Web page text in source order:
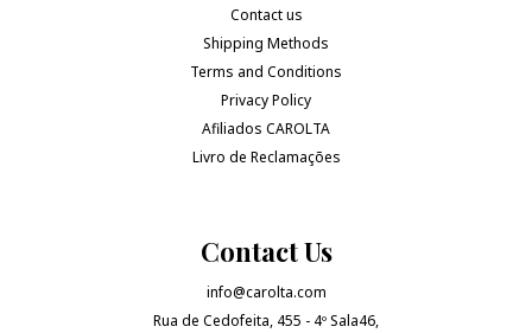
Contact us
Shipping Methods
Terms and Conditions
Privacy Policy
Afiliados CAROLTA
Livro de Reclamações
Contact Us
info@carolta.com
Rua de Cedofeita, 455 - 4º Sala46,